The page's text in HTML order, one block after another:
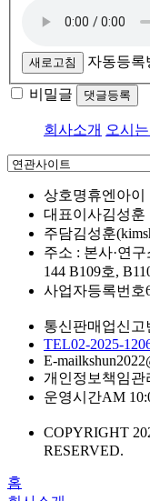
새로고침 자동등록
비밀글 댓글등록
회사소개 오시
상호명휴엔아이
대표이사김성훈
주담김성훈
주소 : 본사·연구
144 B109호,
사업자등록번호
통신판매업신고
TEL02-2025-
E-mail
개인정보책임관
운영시간AM
COPYRIGHT
RESERVED.
홈